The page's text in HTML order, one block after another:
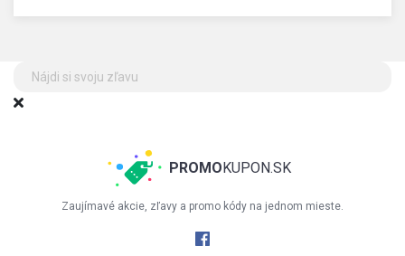
PROMOKUPON.SK
Zaujímavé akcie, zľavy a promo kódy na jednom mieste.